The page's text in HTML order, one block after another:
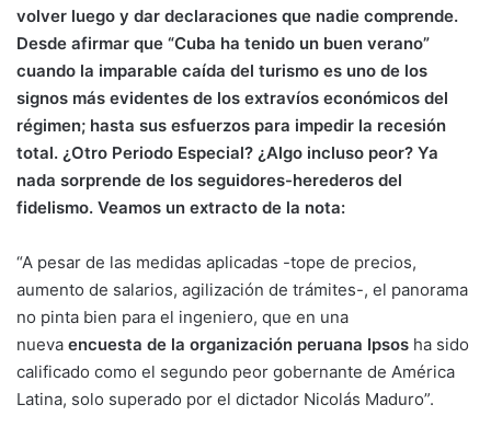
volver luego y dar declaraciones que nadie comprende.
Desde afirmar que “Cuba ha tenido un buen verano”
cuando la imparable caída del turismo es uno de los
signos más evidentes de los extravíos económicos del
régimen; hasta sus esfuerzos para impedir la recesión
total. ¿Otro Periodo Especial? ¿Algo incluso peor? Ya
nada sorprende de los seguidores-herederos del
fidelismo. Veamos un extracto de la nota:
“A pesar de las medidas aplicadas -tope de precios,
aumento de salarios, agilización de trámites-, el panorama
no pinta bien para el ingeniero, que en una
nueva encuesta de la organización peruana Ipsos ha sido
calificado como el segundo peor gobernante de América
Latina, solo superado por el dictador Nicolás Maduro”.